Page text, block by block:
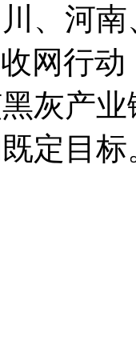
、河
网行
灰产
定目标